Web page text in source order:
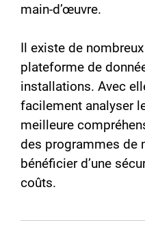
main-d’œuvre.
Il existe de
plateforme de
installations. Avec
facilement analyser
meilleure
des programmes de
bénéficier d’une
coûts.